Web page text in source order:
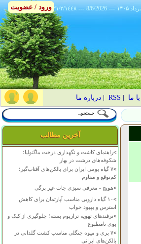
٢١/٢/١٤٤٨ --- 8/6/2026 ---
ما RSS
|درباره ما
آخرین مطالب
>راهنمای کاشت و نگهداری درخت ماگنولیا؛
شکوفه‌های درشت در بهار
>
۷ گیاه بومی ایران برای بالکن‌های آفتاب‌گیر؛
کم‌توقع و مقاوم
>هویج - معرفی سبزی جات غیر برگی
>
۱۰ گیاه دارویی مناسب آپارتمان برای کاهش
استرس و بهبود خواب
>ترفندهای تهویه تراریوم بسته؛ جلوگیری از کپک و
بوی نامطبوع
>
۷ بری و میوه جنگلی مناسب کشت گلدانی در
بالکن‌های ایرانی
ورود / عضویت